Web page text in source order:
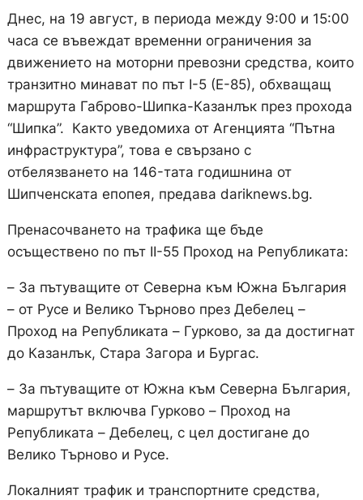
Днес, на 19 август, в периода между 9:00 и 15:00
часа се въвеждат временни ограничения за
движението на моторни превозни средства, които
транзитно минават по път I-5 (E-85), обхващащ
маршрута Габрово-Шипка-Казанлък през прохода
“Шипка”. Както уведомиха от Агенцията “Пътна
инфраструктура”, това е свързано с
отбелязването на 146-тата годишнина от
Шипченската епопея, предава dariknews.bg.
Пренасочването на трафика ще бъде
осъществено по път II-55 Проход на Републиката:
– За пътуващите от Северна към Южна България
– от Русе и Велико Търново през Дебелец –
Проход на Републиката – Гурково, за да достигнат
до Казанлък, Стара Загора и Бургас.
– За пътуващите от Южна към Северна България,
маршрутът включва Гурково – Проход на
Републиката – Дебелец, с цел достигане до
Велико Търново и Русе.
Локалният трафик и транспортните средства,